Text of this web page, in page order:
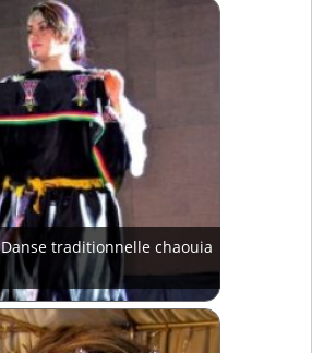
Danse traditionnelle chaouia